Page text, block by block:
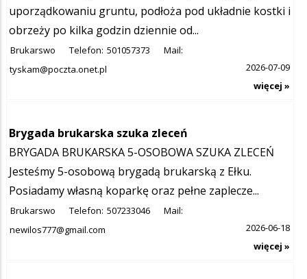
uporządkowaniu gruntu, podłoża pod układnie kostki i
obrzeży po kilka godzin dziennie od...
Brukarswo Telefon: 501057373
Mail:
tyskam@poczta.onet.pl
2026-07-09
więcej »
Brygada brukarska szuka zleceń
BRYGADA BRUKARSKA 5-OSOBOWA SZUKA ZLECEŃ
Jesteśmy 5-osobową brygadą brukarską z Ełku.
Posiadamy własną koparkę oraz pełne zaplecze...
Brukarswo Telefon: 507233046
Mail:
newilos777@gmail.com
2026-06-18
więcej »